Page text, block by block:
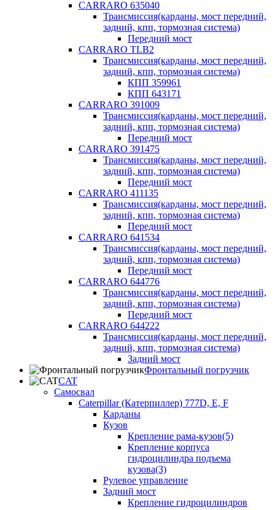
CARRARO 635040
Трансмиссия(карданы, мост передний,
задний, кпп, тормозная система)
Передний мост
CARRARO TLB2
Трансмиссия(карданы, мост передний,
задний, кпп, тормозная система)
КПП 359961
КПП 643171
CARRARO 391009
Трансмиссия(карданы, мост передний,
задний, кпп, тормозная система)
Передний мост
CARRARO 391475
Трансмиссия(карданы, мост передний,
задний, кпп, тормозная система)
Передний мост
CARRARO 411135
Трансмиссия(карданы, мост передний,
задний, кпп, тормозная система)
Передний мост
CARRARO 641534
Трансмиссия(карданы, мост передний,
задний, кпп, тормозная система)
Передний мост
CARRARO 644776
Трансмиссия(карданы, мост передний,
задний, кпп, тормозная система)
Передний мост
CARRARO 644222
Трансмиссия(карданы, мост передний,
задний, кпп, тормозная система)
Задний мост
Фронтальный погрузчик
CAT
Самосвал
Caterpillar (Катерпиллер) 777D, E, F
Карданы
Кузов
Крепление рама-кузов(5)
Крепление корпуса
гидроцилиндра подъема
кузова(3)
Рулевое управление
Задний мост
Крепление гидроцилиндров